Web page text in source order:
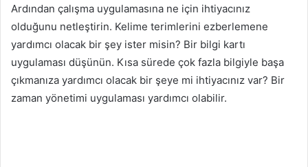
Ardından çalışma uygulamasına ne için ihtiyacınız
olduğunu netleştirin. Kelime terimlerini ezberlemene
yardımcı olacak bir şey ister misin? Bir bilgi kartı
uygulaması düşünün. Kısa sürede çok fazla bilgiyle başa
çıkmanıza yardımcı olacak bir şeye mi ihtiyacınız var? Bir
zaman yönetimi uygulaması yardımcı olabilir.